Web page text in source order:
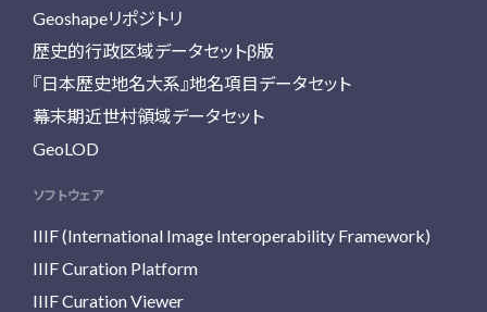
Geoshapeリポジトリ
歴史的行政区域データセットβ版
『日本歴史地名大系』地名項目データセット
幕末期近世村領域データセット
GeoLOD
ソフトウェア
IIIF (International Image Interoperability Framework)
IIIF Curation Platform
IIIF Curation Viewer